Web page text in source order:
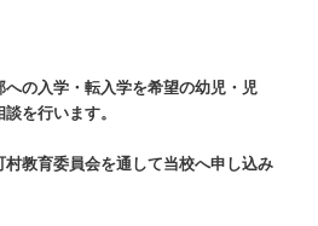
の入学・転入学を希望の幼児・児
を行います。
教育委員会を通して当校へ申し込み